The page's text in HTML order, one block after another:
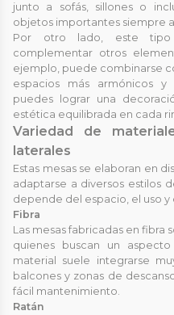
junto a sofás, sillones o
objetos importantes siempre
Por otro lado, este
complementar otros
ejemplo, puede combinarse
espacios más armónicos y
puedes lograr una
estética equilibrada en cada
Variedad de
laterales
Estas mesas se elaboran en
adaptarse a diversos estilos
depende del espacio, el uso
Fibra
Las mesas fabricadas en fibra
quienes buscan un
material suele integrarse
balcones y zonas de
fácil mantenimiento.
Ratán